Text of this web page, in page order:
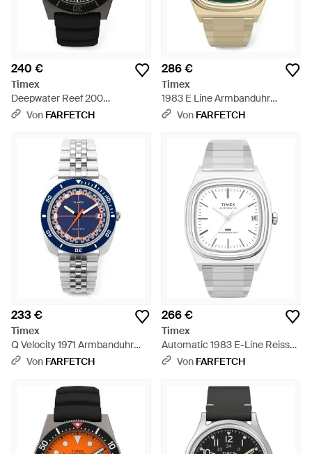
240 €
Timex
Deepwater Reef 200
Armbanduhr 41Mm - Schwarz
Von FARFETCH
286 €
Timex
1983 E Line Armbanduhr
34Mm - Grün
Von FARFETCH
233 €
Timex
Q Velocity 1971 Armbanduhr
36Mm - Blau
Von FARFETCH
266 €
Timex
Automatic 1983 E-Line Reissue
34Mm - Weiß
Von FARFETCH